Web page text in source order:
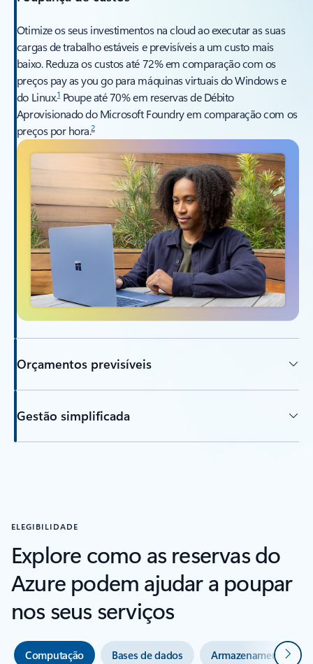
Otimize os seus investimentos na cloud ao executar as suas
cargas de trabalho estáveis e previsíveis a um custo mais
baixo. Reduza os custos até 72% em comparação com os
preços pay as you go para máquinas virtuais do Windows e
do Linux.1Poupe até 70% em reservas de Débito
Aprovisionado do Microsoft Foundry em comparação com os
preços por hora.2
Orçamentos previsíveis
Gestão simplificada
ELEGIBILIDADE
Explore como as reservas do
Azure podem ajudar a poupar
nos seus serviços
Computação Bases de dados Armazenamento